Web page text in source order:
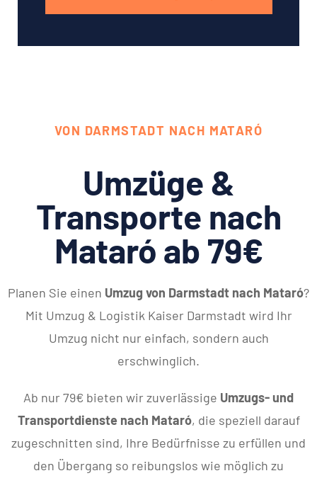
VON DARMSTADT NACH MATARÓ
Umzüge &
Transporte nach
Mataró ab 79€
Planen Sie einen Umzug von Darmstadt nach Mataró?
Mit Umzug & Logistik Kaiser Darmstadt wird Ihr
Umzug nicht nur einfach, sondern auch
erschwinglich.
Ab nur 79€ bieten wir zuverlässige Umzugs- und
Transportdienste nach Mataró, die speziell darauf
zugeschnitten sind, Ihre Bedürfnisse zu erfüllen und
den Übergang so reibungslos wie möglich zu